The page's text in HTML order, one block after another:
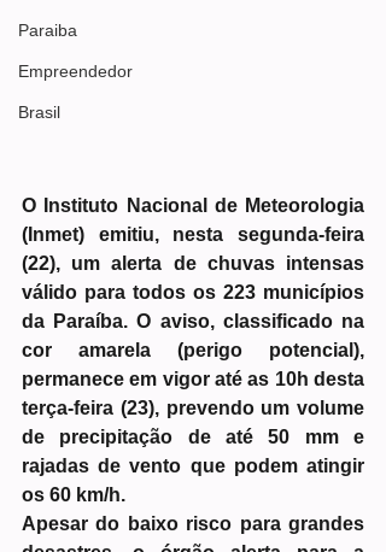
Paraiba
Empreendedor
Brasil
O Instituto Nacional de Meteorologia
(Inmet) emitiu, nesta segunda-feira
(22), um alerta de chuvas intensas
válido para todos os 223 municípios
da Paraíba. O aviso, classificado na
cor amarela (perigo potencial),
permanece em vigor até as 10h desta
terça-feira (23), prevendo um volume
de precipitação de até 50 mm e
rajadas de vento que podem atingir
os 60 km/h.
Apesar do baixo risco para grandes